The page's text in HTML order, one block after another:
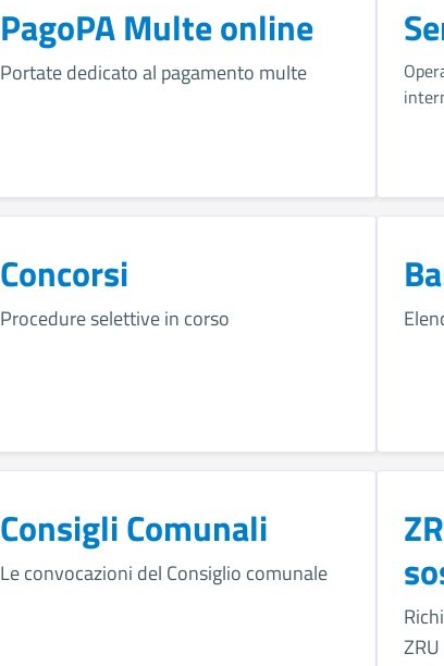
PagoPA Multe online
Portate dedicato al pagamento multe
Concorsi
Procedure selettive in corso
Consigli Comunali
Le convocazioni del Consiglio comunale
ZRU